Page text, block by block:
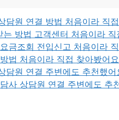
담원 연결 방법 처음이라 직
방법 고객센터 처음이라 직
금조회 전입신고 처음이라
법 처음이라 직접 찾아봤어요
담원 연결 주변에도 추천했어
사 상담원 연결 주변에도 추